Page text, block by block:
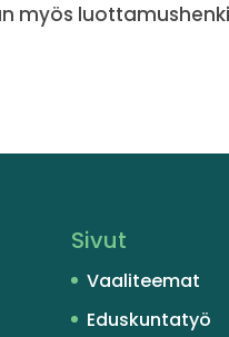
myös
Sivut
Vaaliteemat
Eduskuntatyö